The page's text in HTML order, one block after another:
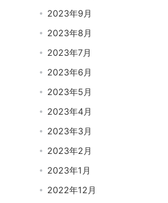
2023年9月
2023年8月
2023年7月
2023年6月
2023年5月
2023年4月
2023年3月
2023年2月
2023年1月
2022年12月